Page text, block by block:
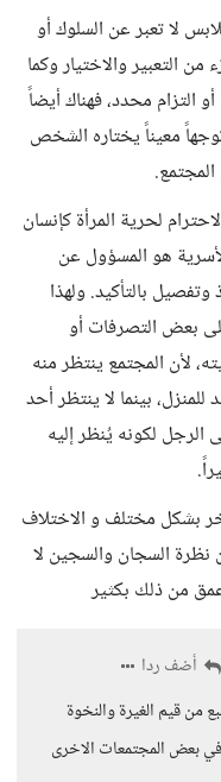
لا تعبر عن السلوك أو
التعبير والاختيار وكما
التزام محدد، فهناك أيضاً
معيناً يختاره الشخص
لحرية المرأة كإنسان
هو المسؤول عن
بالتأكيد. ولهذا
بعض التصرفات أو
لأن المجتمع ينتظر منه
بينما لا ينتظر أحد
لكونه يُنظر إليه
بشكل مختلف و الاختلاف
السجان والسجين لا
من ذلك بكثير
أضف ردا
من قيم الغيرة والنخوة
بعض المجتمعات الاخرى